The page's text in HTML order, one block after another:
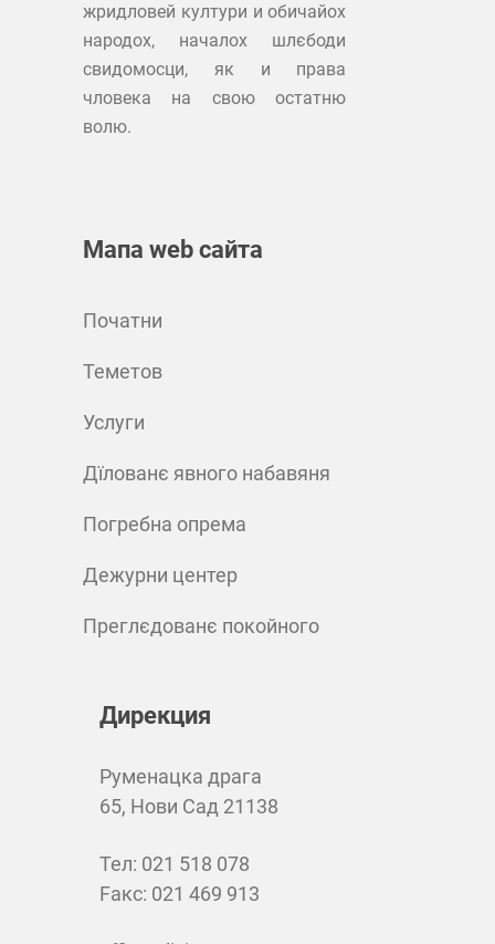
жридловей култури и обичайох
народох, началох шлєбоди
свидомосци, як и права
чловека на свою остатню
волю.
Мапа web сайта
Початни
Теметов
Услуги
Дїлованє явного набавяня
Погребна опрема
Дежурни центер
Преглєдованє покойного
Дирекция
Руменацка драга
65, Нови Сад 21138
Teл: 021 518 078
Faкс: 021 469 913